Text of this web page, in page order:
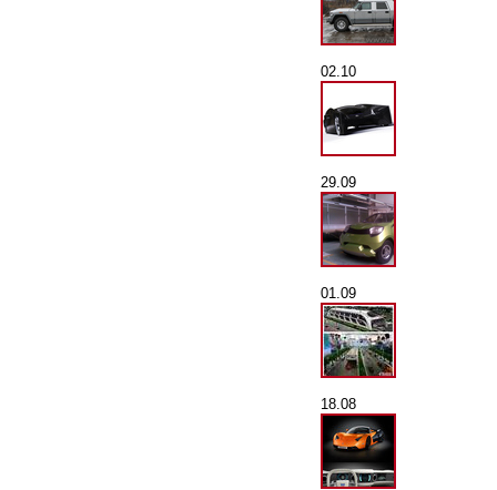
02.10
29.09
01.09
18.08